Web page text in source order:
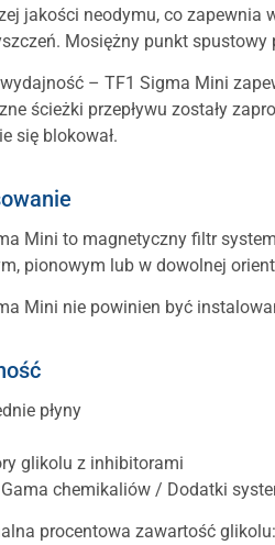
jakości neodymu, co zapewnia
Mosiężny punkt
– TF1 Sigma Mini
ścieżki przepływu zostały
się blokował.
Mini to magnetyczny filtr
pionowym lub w dowolnej
Mini nie powinien być
płyny
glikolu z inhibitorami
Gama chemikaliów / Dodatki
procentowa zawartość